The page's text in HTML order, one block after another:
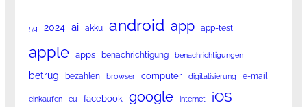
5g 2024 ai akku android app app-test
apple apps benachrichtigung benachrichtigungen
betrug bezahlen browser computer digitalisierung e-mail
einkaufen eu facebook google internet iOS